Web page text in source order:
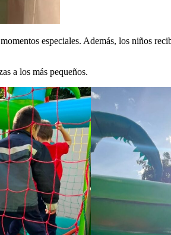
especiales. Además, los niños
a los más pequeños.